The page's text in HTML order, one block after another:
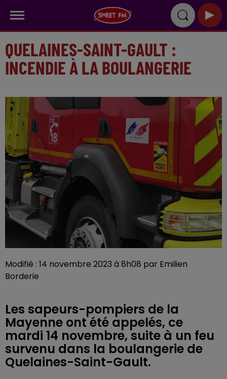
QUELAINES-SAINT-GAULT :
INCENDIE À LA BOULANGERIE
Modifié : 14 novembre 2023 à 8h08 par Emilien
Borderie
Les sapeurs-pompiers de la
Mayenne ont été appelés, ce
mardi 14 novembre, suite à un feu
survenu dans la boulangerie de
Quelaines-Saint-Gault.